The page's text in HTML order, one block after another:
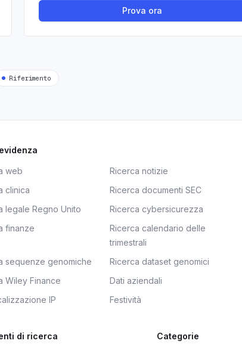
Prova ora
Riferimento
web Ricerca notizie
clinica
Ricerca documenti SEC
legale Regno Unito
Ricerca cybersicurezza
finanze
Ricerca calendario delle
trimestrali
sequenze genomiche
Ricerca dataset genomici
Wiley Finance
Dati aziendali
IP
Festività
di ricerca Categorie